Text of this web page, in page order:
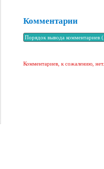
Комментарии
Комментариев, к сожалению, нет.